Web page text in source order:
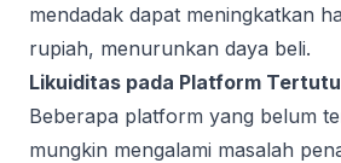
mendadak dapat meningkatkan
rupiah, menurunkan daya beli.
Likuiditas pada Platform
Beberapa platform yang belum
mungkin mengalami masalah